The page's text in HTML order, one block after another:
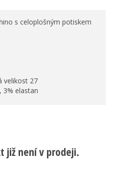
s celoplošným potiskem
velikost 27
3% elastan
již není v prodeji.